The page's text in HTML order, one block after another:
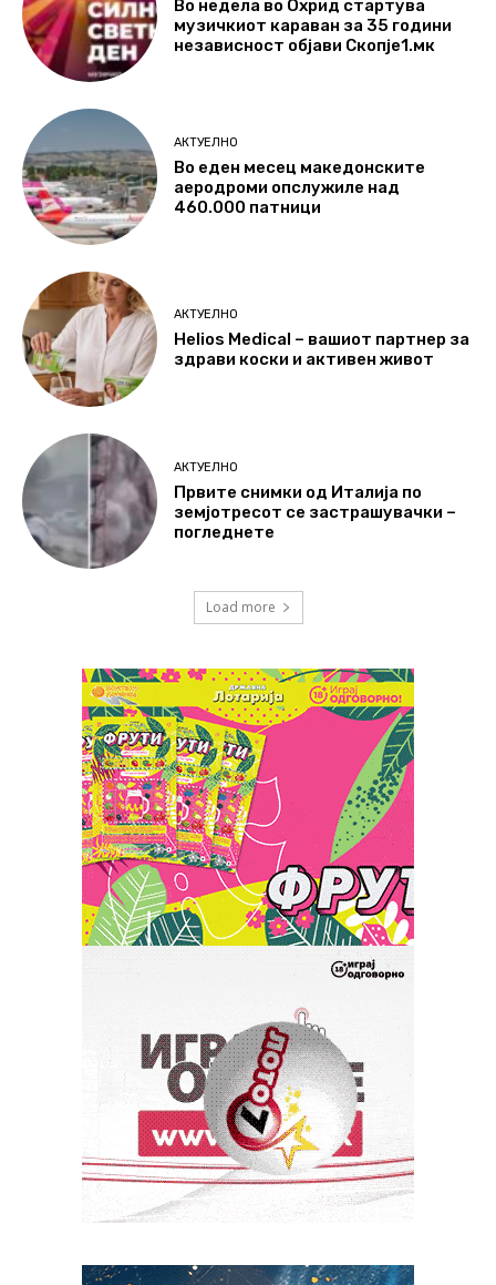
Во недела во Охрид стартува
музичкиот караван за 35 години
независност објави Скопје1.мк
АКТУЕЛНО
Во еден месец македонските
аеродроми опслужиле над
460.000 патници
АКТУЕЛНО
Helios Medical – вашиот партнер за
здрави коски и активен живот
АКТУЕЛНО
Првите снимки од Италија по
земјотресот се застрашувачки –
погледнете
Load more